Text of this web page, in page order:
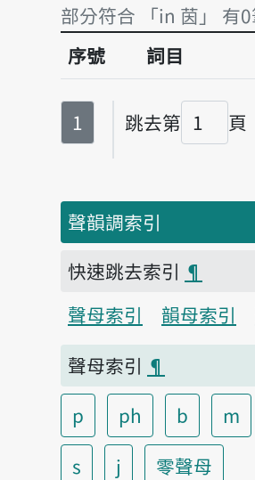
部分符合 「in 茵」 有
序號 詞目
第
1 跳去第
頁碼
頁
聲韻調索引
快速跳去索引 ¶
聲母索引
韻母索引
聲母索引 ¶
p
ph b m
s
j
零聲母